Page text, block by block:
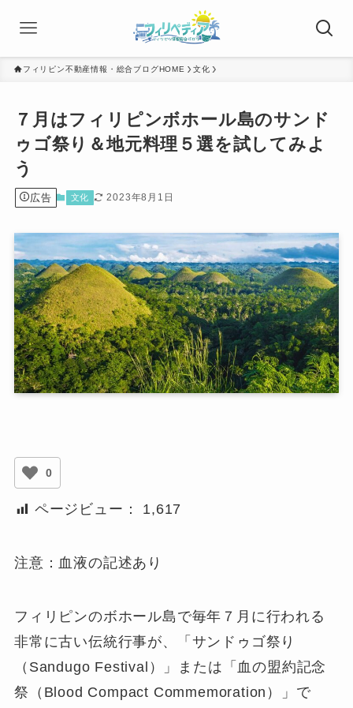
フィリピン不動産情報・総合ブログHOME 文化
７月はフィリピンボホール島のサンド
ゥゴ祭り＆地元料理５選を試してみよ
う
広告 文化 2023年8月1日
0
ページビュー： 1,617
注意：血液の記述あり
フィリピンのボホール島で毎年７月に行われる
非常に古い伝統行事が、「サンドゥゴ祭り
（Sandugo Festival）」または「血の盟約記念
祭（Blood Compact Commemoration）」で